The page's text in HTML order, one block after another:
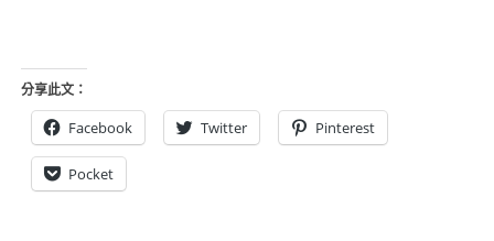
分享此文：
Facebook Twitter Pinterest
Pocket